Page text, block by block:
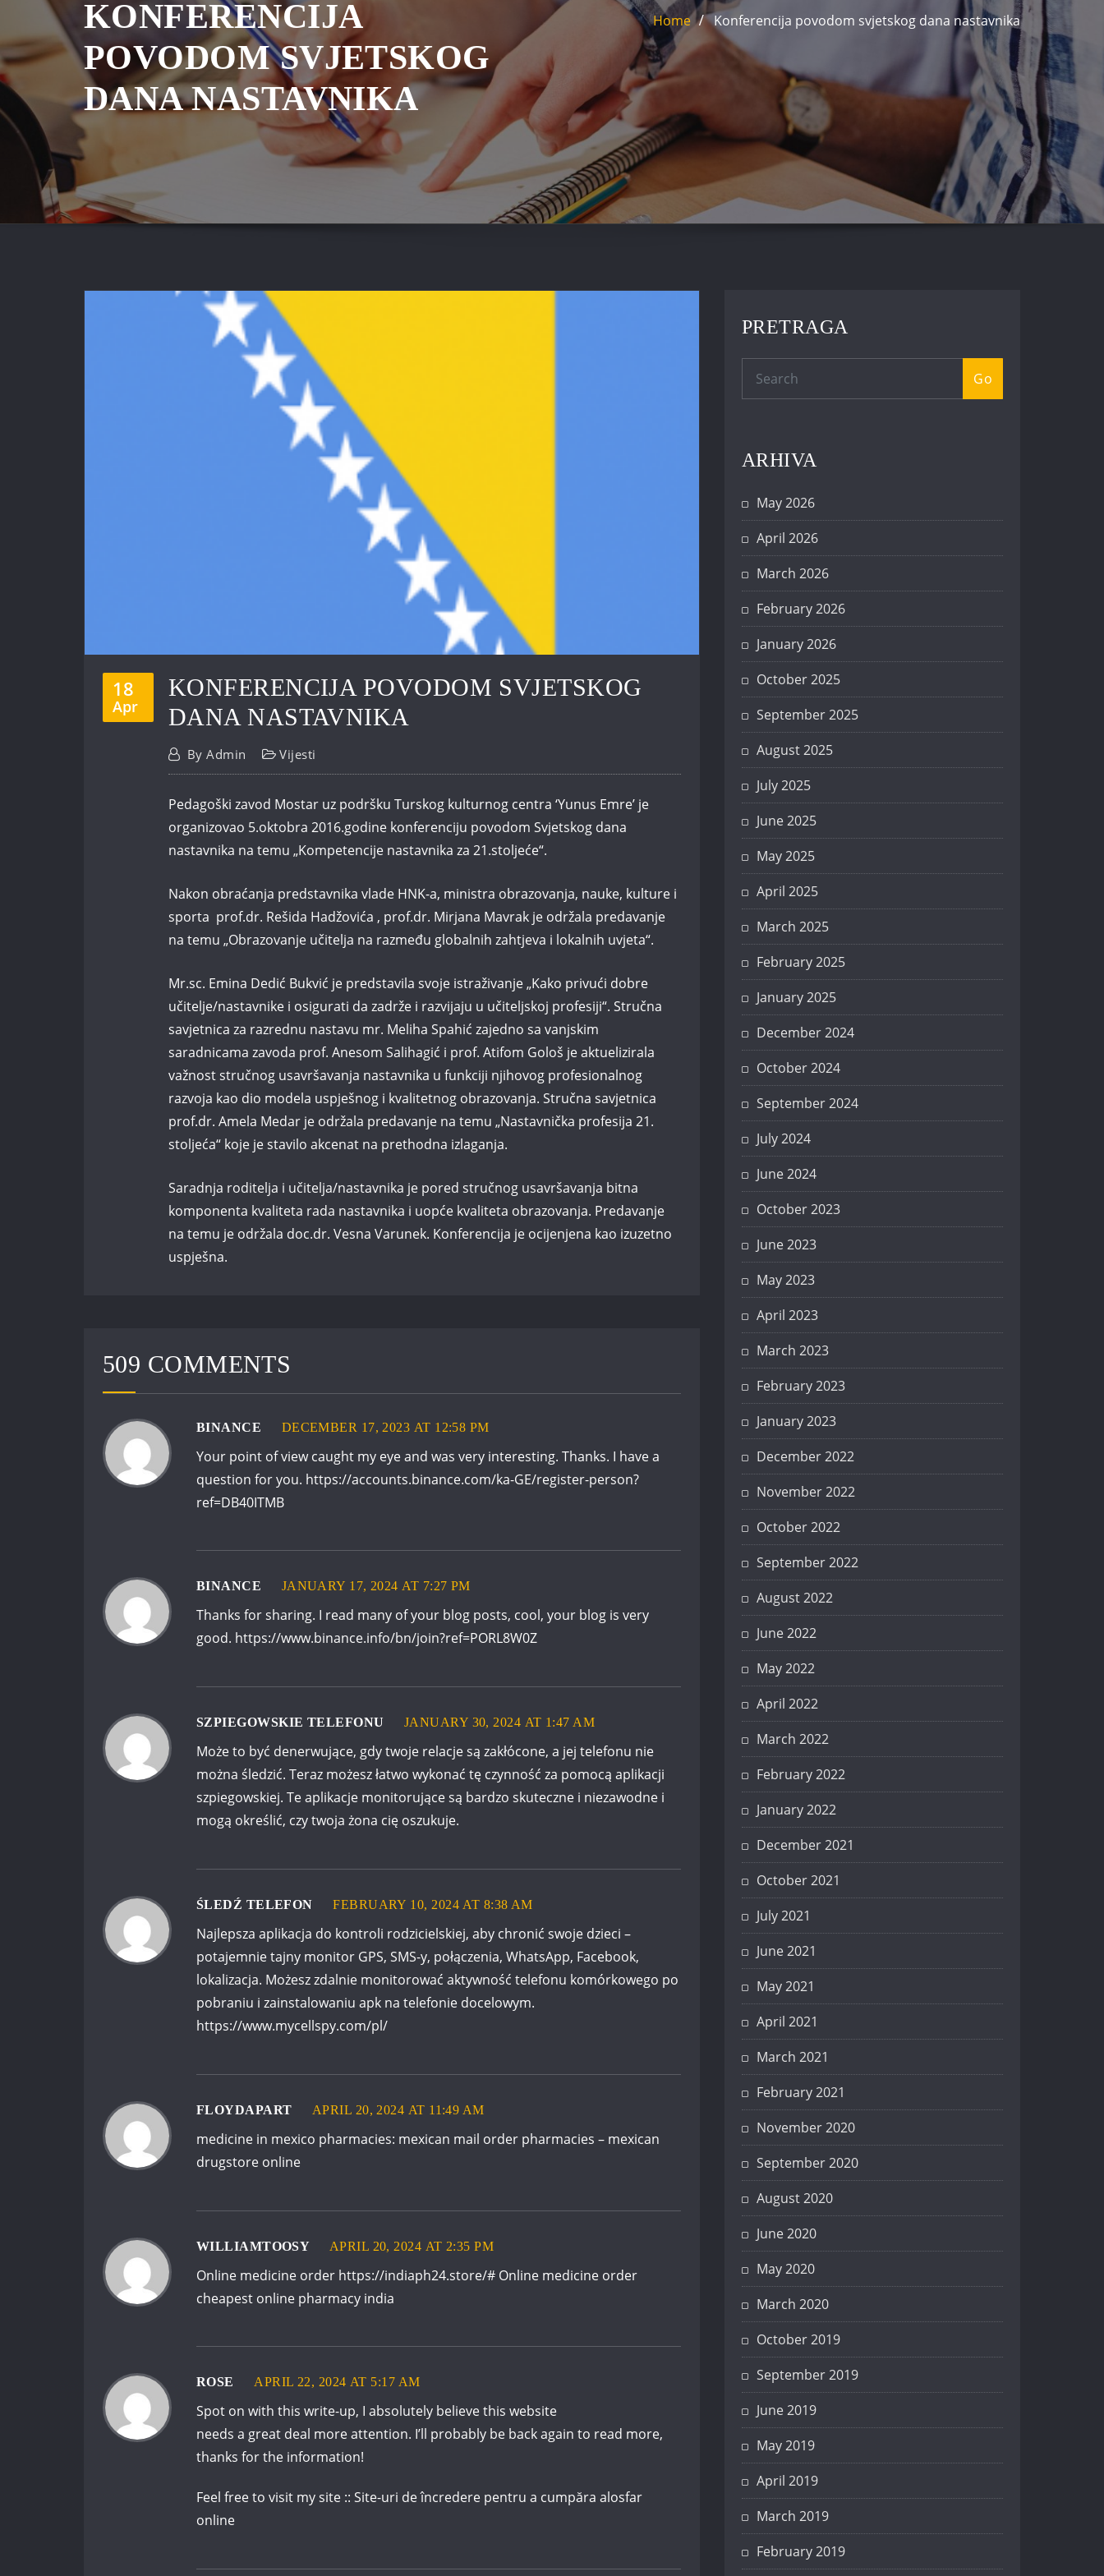
KONFERENCIJA
POVODOM SVJETSKOG
DANA NASTAVNIKA
Home Konferencija povodom svjetskog dana nastavnika
18
Apr
KONFERENCIJA POVODOM SVJETSKOG
DANA NASTAVNIKA
ByAdmin Vijesti
Pedagoški zavod Mostar uz podršku Turskog kulturnog centra ‘Yunus Emre’ je
organizovao 5.oktobra 2016.godine konferenciju povodom Svjetskog dana
nastavnika na temu „Kompetencije nastavnika za 21.stoljeće“.
Nakon obraćanja predstavnika vlade HNK-a, ministra obrazovanja, nauke, kulture i
sporta prof.dr. Rešida Hadžovića , prof.dr. Mirjana Mavrak je održala predavanje
na temu „Obrazovanje učitelja na razmeđu globalnih zahtjeva i lokalnih uvjeta“.
Mr.sc. Emina Dedić Bukvić je predstavila svoje istraživanje „Kako privući dobre
učitelje/nastavnike i osigurati da zadrže i razvijaju u učiteljskoj profesiji“. Stručna
savjetnica za razrednu nastavu mr. Meliha Spahić zajedno sa vanjskim
saradnicama zavoda prof. Anesom Salihagić i prof. Atifom Gološ je aktuelizirala
važnost stručnog usavršavanja nastavnika u funkciji njihovog profesionalnog
razvoja kao dio modela uspješnog i kvalitetnog obrazovanja. Stručna savjetnica
prof.dr. Amela Medar je održala predavanje na temu „Nastavnička profesija 21.
stoljeća“ koje je stavilo akcenat na prethodna izlaganja.
Saradnja roditelja i učitelja/nastavnika je pored stručnog usavršavanja bitna
komponenta kvaliteta rada nastavnika i uopće kvaliteta obrazovanja. Predavanje
na temu je održala doc.dr. Vesna Varunek. Konferencija je ocijenjena kao izuzetno
uspješna.
509 COMMENTS
BINANCE DECEMBER 17, 2023 AT 12:58 PM
Your point of view caught my eye and was very interesting. Thanks. I have a
question for you. https://accounts.binance.com/ka-GE/register-person?
ref=DB40ITMB
BINANCE JANUARY 17, 2024 AT 7:27 PM
Thanks for sharing. I read many of your blog posts, cool, your blog is very
good. https://www.binance.info/bn/join?ref=PORL8W0Z
SZPIEGOWSKIE TELEFONU JANUARY 30, 2024 AT 1:47 AM
Może to być denerwujące, gdy twoje relacje są zakłócone, a jej telefonu nie
można śledzić. Teraz możesz łatwo wykonać tę czynność za pomocą aplikacji
szpiegowskiej. Te aplikacje monitorujące są bardzo skuteczne i niezawodne i
mogą określić, czy twoja żona cię oszukuje.
ŚLEDŹ TELEFON FEBRUARY 10, 2024 AT 8:38 AM
Najlepsza aplikacja do kontroli rodzicielskiej, aby chronić swoje dzieci –
potajemnie tajny monitor GPS, SMS-y, połączenia, WhatsApp, Facebook,
lokalizacja. Możesz zdalnie monitorować aktywność telefonu komórkowego po
pobraniu i zainstalowaniu apk na telefonie docelowym.
https://www.mycellspy.com/pl/
FLOYDAPART APRIL 20, 2024 AT 11:49 AM
medicine in mexico pharmacies: mexican mail order pharmacies – mexican
drugstore online
WILLIAMTOOSY APRIL 20, 2024 AT 2:35 PM
Online medicine order https://indiaph24.store/# Online medicine order
cheapest online pharmacy india
ROSE APRIL 22, 2024 AT 5:17 AM
Spot on with this write-up, I absolutely believe this website
needs a great deal more attention. I’ll probably be back again to read more,
thanks for the information!
Feel free to visit my site :: Site-uri de încredere pentru a cumpăra alosfar
online
PRETRAGA
Go
ARHIVA
May 2026
April 2026
March 2026
February 2026
January 2026
October 2025
September 2025
August 2025
July 2025
June 2025
May 2025
April 2025
March 2025
February 2025
January 2025
December 2024
October 2024
September 2024
July 2024
June 2024
October 2023
June 2023
May 2023
April 2023
March 2023
February 2023
January 2023
December 2022
November 2022
October 2022
September 2022
August 2022
June 2022
May 2022
April 2022
March 2022
February 2022
January 2022
December 2021
October 2021
July 2021
June 2021
May 2021
April 2021
March 2021
February 2021
November 2020
September 2020
August 2020
June 2020
May 2020
March 2020
October 2019
September 2019
June 2019
May 2019
April 2019
March 2019
February 2019